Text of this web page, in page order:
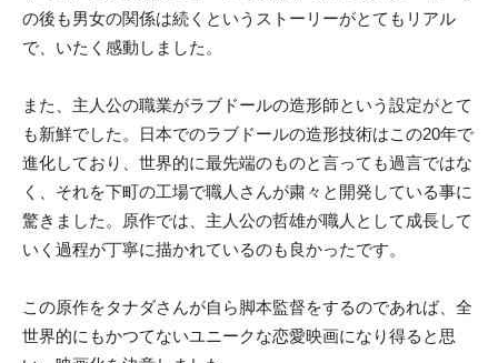
の後も男女の関係は続くというストーリーがとてもリアル
で、いたく感動しました。
また、主人公の職業がラブドールの造形師という設定がとて
も新鮮でした。日本でのラブドールの造形技術はこの20年で
進化しており、世界的に最先端のものと言っても過言ではな
く、それを下町の工場で職人さんが粛々と開発している事に
驚きました。原作では、主人公の哲雄が職人として成長して
いく過程が丁寧に描かれているのも良かったです。
この原作をタナダさんが自ら脚本監督をするのであれば、全
世界的にもかつてないユニークな恋愛映画になり得ると思